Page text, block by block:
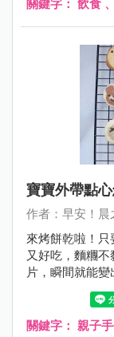
關鍵字： 飲食 、
寶寶外帶點
作者：早安！晨
來烤餅乾啦！
又好吃，麵糰
片，瞬間就能變
關鍵字： 親子